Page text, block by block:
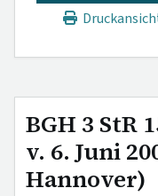
BGH 3 StR
v. 6. Juni
Hannover)